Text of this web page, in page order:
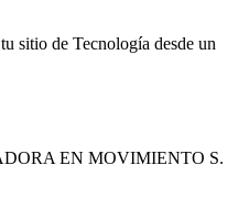
de Tecnología desde un
EN MOVIMIENTO S.